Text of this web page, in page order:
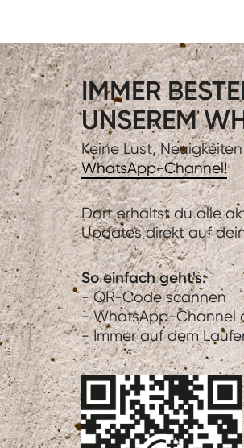
IMMER
UNSEREM
Keine Lust,
WhatsApp-Channel!
Dort erhältst du alle
Updates direkt auf
So einfach geht's:
- QR-Code scannen
- WhatsApp-Channel
- Immer auf dem